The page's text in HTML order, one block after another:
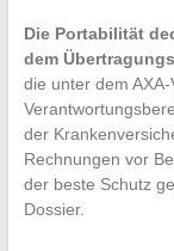
Die Portabilität
dem
die unter dem
der
Rechnungen vor
der beste Schutz
Dossier.